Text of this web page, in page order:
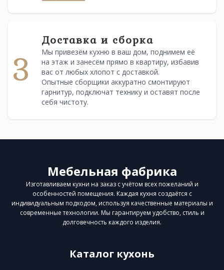
3
Доставка и сборка
Мы привезём кухню в ваш дом, поднимем её
на этаж и занесём прямо в квартиру, избавив
вас от любых хлопот с доставкой.
Опытные сборщики аккуратно смонтируют
гарнитур, подключат технику и оставят после
себя чистоту.
Мебельная фабрика
Изготавливаем кухни на заказ с учётом всех пожеланий и
особенностей помещения. Каждая кухня создаётся с
индивидуальным подходом, используя качественные материалы и
современные технологии. Мы гарантируем удобство, стиль и
долговечность каждого изделия.
Каталог кухонь